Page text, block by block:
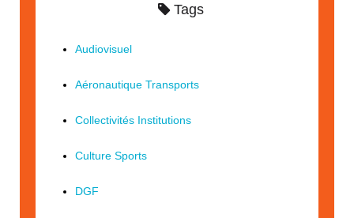
Tags
Audiovisuel
Aéronautique Transports
Collectivités Institutions
Culture Sports
DGF